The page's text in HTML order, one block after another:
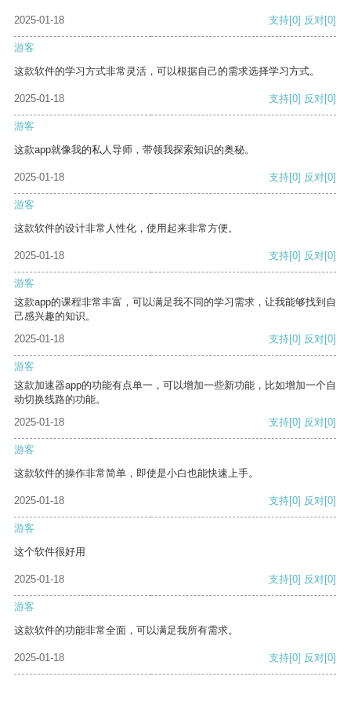
2025-01-18 支持[0] 反对[0]
游客
这款软件的学习方式非常灵活，可以根据自己的需求选择学习方式。
2025-01-18 支持[0] 反对[0]
游客
这款app就像我的私人导师，带领我探索知识的奥秘。
2025-01-18 支持[0] 反对[0]
游客
这款软件的设计非常人性化，使用起来非常方便。
2025-01-18 支持[0] 反对[0]
游客
这款app的课程非常丰富，可以满足我不同的学习需求，让我能够找到自
己感兴趣的知识。
2025-01-18
支持[0] 反对[0]
游客
这款加速器app的功能有点单一，可以增加一些新功能，比如增加一个自
动切换线路的功能。
2025-01-18
支持[0] 反对[0]
游客
这款软件的操作非常简单，即使是小白也能快速上手。
2025-01-18 支持[0] 反对[0]
游客
这个软件很好用
2025-01-18 支持[0] 反对[0]
游客
这款软件的功能非常全面，可以满足我所有需求。
2025-01-18 支持[0] 反对[0]